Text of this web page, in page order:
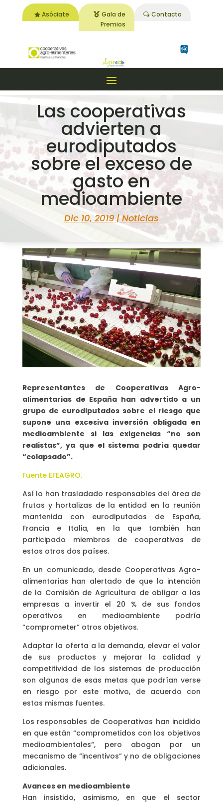
Asóciate
Gala de
Premios
Contacto
Las cooperativas
advierten a
eurodiputados
sobre el exceso de
gasto en
medioambiente
Dic 10, 2019| Noticias
Representantes de Cooperativas Agro-
alimentarias de España han advertido a un
grupo de eurodiputados sobre el riesgo que
supone una excesiva inversión obligada en
medioambiente si las exigencias “no son
realistas”, ya que el sistema podría quedar
“colapsado”.
Fuente EFEAGRO.
Así lo han trasladado responsables del área de
frutas y hortalizas de la entidad en la reunión
mantenida con eurodiputados de España,
Francia e Italia, en la que también han
participado miembros de cooperativas de
estos otros dos países.
En un comunicado, desde Cooperativas Agro-
alimentarias han alertado de que la intención
de la Comisión de Agricultura de obligar a las
empresas a invertir el 20 % de sus fondos
operativos en medioambiente podría
“comprometer” otros objetivos.
Adaptar la oferta a la demanda, elevar el valor
de sus productos y mejorar la calidad y
competitividad de los sistemas de producción
son algunas de esas metas que podrían verse
en riesgo por este motivo, de acuerdo con
estas mismas fuentes.
Los responsables de Cooperativas han incidido
en que están “comprometidos con los objetivos
medioambientales“, pero abogan por un
mecanismo de “incentivos” y no de obligaciones
adicionales.
Avances en medioambiente
Han insistido, asimismo, en que el sector